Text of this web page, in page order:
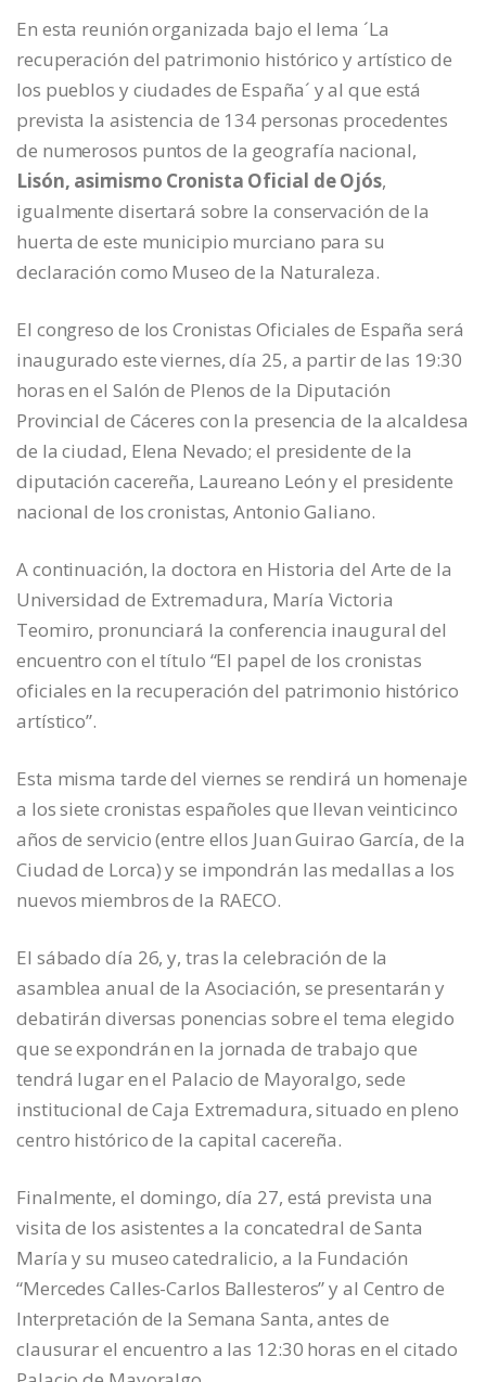
En esta reunión organizada bajo el lema ´La
recuperación del patrimonio histórico y artístico de
los pueblos y ciudades de España´ y al que está
prevista la asistencia de 134 personas procedentes
de numerosos puntos de la geografía nacional,
Lisón, asimismo Cronista Oficial de Ojós,
igualmente disertará sobre la conservación de la
huerta de este municipio murciano para su
declaración como Museo de la Naturaleza.
El congreso de los Cronistas Oficiales de España será
inaugurado este viernes, día 25, a partir de las 19:30
horas en el Salón de Plenos de la Diputación
Provincial de Cáceres con la presencia de la alcaldesa
de la ciudad, Elena Nevado; el presidente de la
diputación cacereña, Laureano León y el presidente
nacional de los cronistas, Antonio Galiano.
A continuación, la doctora en Historia del Arte de la
Universidad de Extremadura, María Victoria
Teomiro, pronunciará la conferencia inaugural del
encuentro con el título “El papel de los cronistas
oficiales en la recuperación del patrimonio histórico
artístico”.
Esta misma tarde del viernes se rendirá un homenaje
a los siete cronistas españoles que llevan veinticinco
años de servicio (entre ellos Juan Guirao García, de la
Ciudad de Lorca) y se impondrán las medallas a los
nuevos miembros de la RAECO.
El sábado día 26, y, tras la celebración de la
asamblea anual de la Asociación, se presentarán y
debatirán diversas ponencias sobre el tema elegido
que se expondrán en la jornada de trabajo que
tendrá lugar en el Palacio de Mayoralgo, sede
institucional de Caja Extremadura, situado en pleno
centro histórico de la capital cacereña.
Finalmente, el domingo, día 27, está prevista una
visita de los asistentes a la concatedral de Santa
María y su museo catedralicio, a la Fundación
“Mercedes Calles-Carlos Ballesteros” y al Centro de
Interpretación de la Semana Santa, antes de
clausurar el encuentro a las 12:30 horas en el citado